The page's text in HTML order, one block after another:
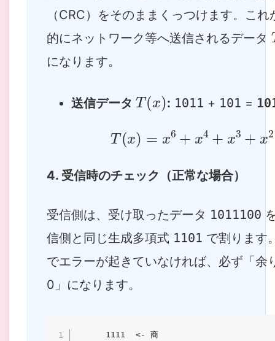
（CRC）をそのままくっつけます。これ
的にネットワーク等へ送信されるデータ
になります。
送信データ
T( x
: 1011 + 101 =
T (x) x6 + x4 + x3 + x
4. 受信時のチェック（正常な場合）
受信側は、受け取ったデータ 1011100
信側と同じ生成多項式 1101 で割ります
でエラーが起きていなければ、必ず「余
0」になります。
      1111  <- 商